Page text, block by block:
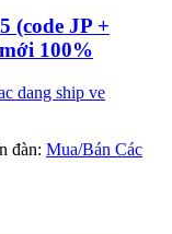
(code JP +
100%
dang ship ve
đàn: Mua/Bán Các